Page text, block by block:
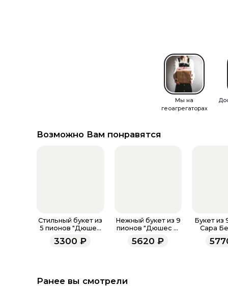
Мы на
геоагрегаторах
Возможно Вам понравятся
Стильный букет из
5 пионов "Дюшес
3300 ₽
Нежный букет из 9
пионов "Дюшес Д
5620 ₽
Букет из
Сара
Ранее вы смотрели